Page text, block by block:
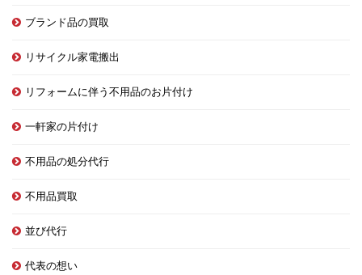
ブランド品の買取
リサイクル家電搬出
リフォームに伴う不用品のお片付け
一軒家の片付け
不用品の処分代行
不用品買取
並び代行
代表の想い